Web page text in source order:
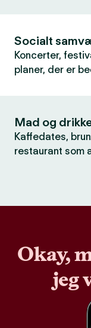
Socialt
Koncerter,
planer, der er
Mad og
Kaffedates,
restaurant som
Okay,
jeg